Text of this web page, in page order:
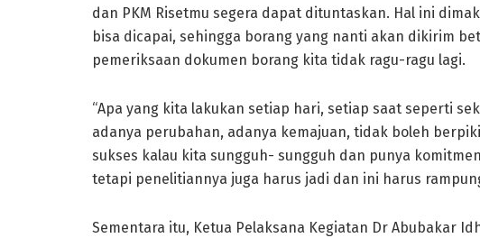
dan PKM Risetmu segera dapat dituntaskan. Hal ini
bisa dicapai, sehingga borang yang nanti akan dikirim
pemeriksaan dokumen borang kita tidak ragu-ragu lagi.
“Apa yang kita lakukan setiap hari, setiap saat seperti
adanya perubahan, adanya kemajuan, tidak boleh
sukses kalau kita sungguh- sungguh dan punya
tetapi penelitiannya juga harus jadi dan ini harus
Sementara itu, Ketua Pelaksana Kegiatan Dr Abubakar